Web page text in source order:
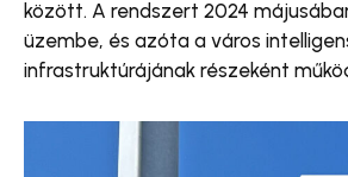
között. A rendszert 2024
üzembe, és azóta a város
infrastruktúrájának részeként